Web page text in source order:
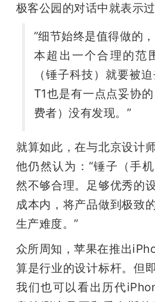
极客公园的对话中就表示过
”细节始终是值得做的
本超出一个合理的范
（锤子科技）就要被
T1也是有一点点妥协
费者）没有发现。”
就算如此，在与北京设计
他仍然认为：“锤子（手
然不够合理。足够优秀的
成本内，将产品做到极致
生产难度。”
众所周知，苹果在推出
算是行业的设计标杆。但
我们也可以看出历代